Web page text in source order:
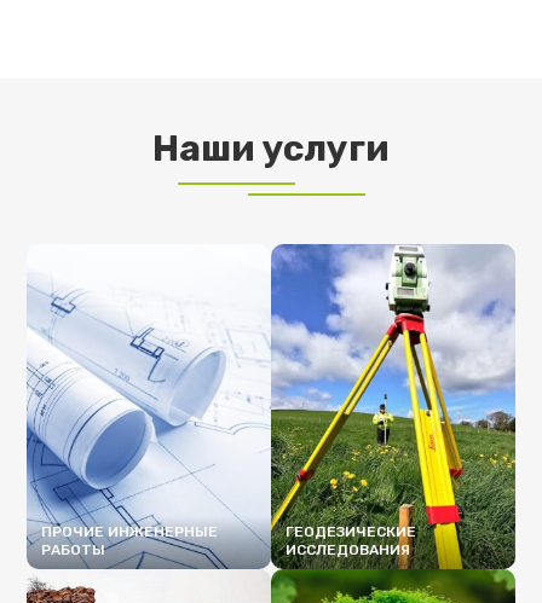
Наши услуги
ПРОЧИЕ ИНЖЕНЕРНЫЕ
РАБОТЫ
ПОДРОБНЕЕ
ГЕОДЕЗИЧЕСКИЕ
ИССЛЕДОВАНИЯ
ПОДРОБНЕЕ